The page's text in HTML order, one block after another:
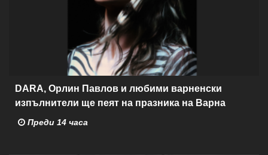
DARA, Орлин Павлов и любими варненски
изпълнители ще пеят на празника на Варна
Преди 14 часа